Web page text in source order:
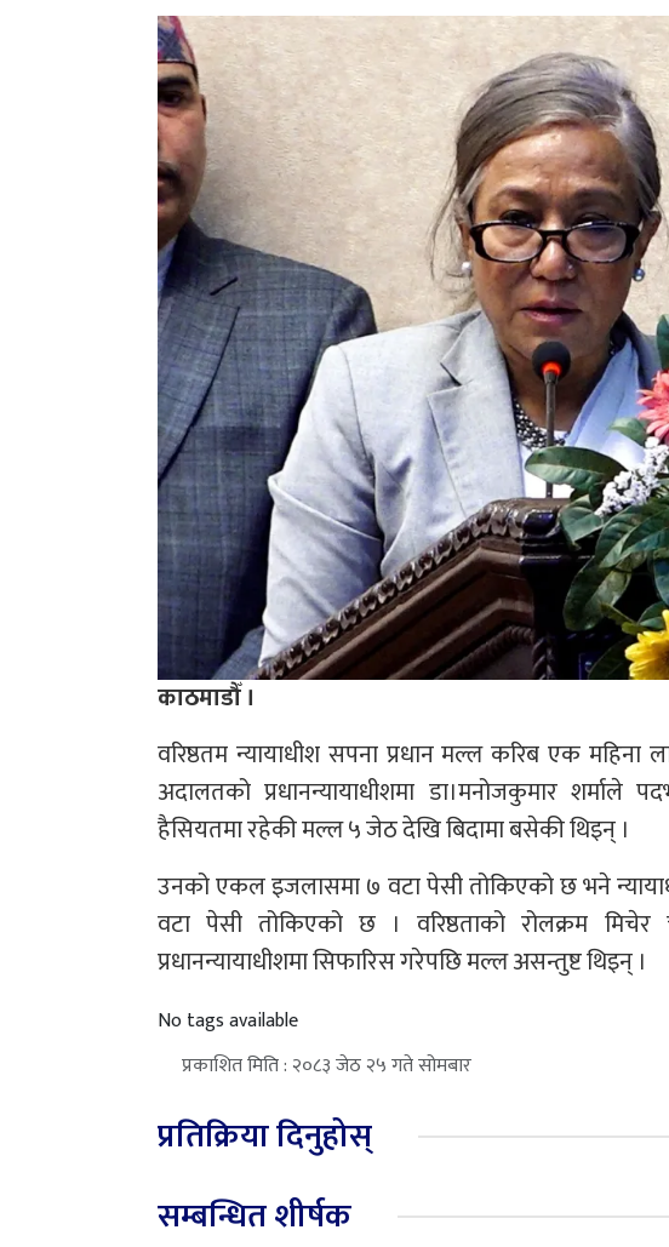
काठमाडौँ ।
वरिष्ठतम न्यायाधीश सपना प्रधान मल्ल करिब एक महिना
अदालतको प्रधानन्यायाधीशमा डा।मनोजकुमार शर्माले
हैसियतमा रहेकी मल्ल ५ जेठ देखि बिदामा बसेकी थिइन् ।
उनको एकल इजलासमा ७ वटा पेसी तोकिएको छ भने
वटा पेसी तोकिएको छ । वरिष्ठताको रोलक्रम
प्रधानन्यायाधीशमा सिफारिस गरेपछि मल्ल असन्तुष्ट थिइन् ।
No tags available
प्रकाशित मिति : २०८३ जेठ २५ गते सोमबार
प्रतिक्रिया दिनुहोस्
सम्बन्धित शीर्षक